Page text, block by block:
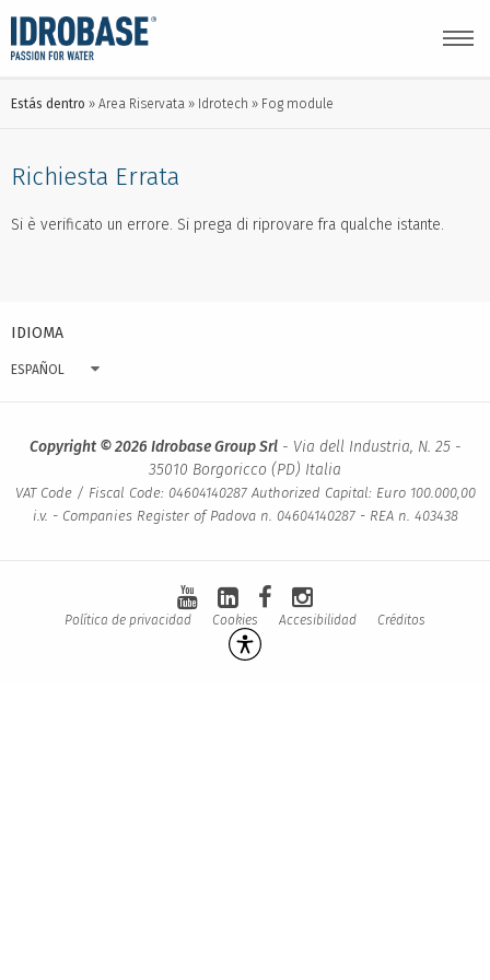
Estás dentro Area Riservata Idrotech Fog module
Richiesta Errata
Si è verificato un errore. Si prega di riprovare fra qualche istante.
IDIOMA
ESPAÑOL
Copyright © 2026 Idrobase Group Srl- Via dell Industria, N. 25 -
35010 Borgoricco (PD) Italia
VAT Code / Fiscal Code: 04604140287 Authorized Capital: Euro 100.000,00
i.v. - Companies Register of Padova n. 04604140287 - REA n. 403438
Política de privacidad Cookies Accesibilidad Créditos